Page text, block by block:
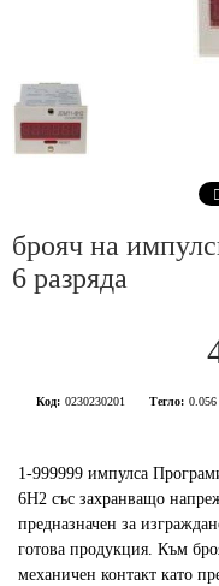
брояч на
6 разряда
Код: 0230230201 Тегло: 0.056
1-999999 импулса
6H2 със захранващо
предназначен за
готова продукция. Към
механичен контакт като